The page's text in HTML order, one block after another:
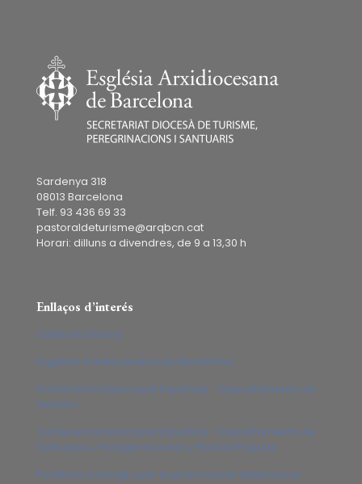
Sardenya 318
08013 Barcelona
Telf. 93 436 69 33
pastoraldeturisme@arqbcn.cat
Horari: dilluns a divendres, de 9 a 13,30 h
Enllaços d’interés
Catalonia Sacra
Església Arxidiocesana de Barcelona
Conferencia Episcopal Española – Departamento de
Turismo
Conferencia Episcopal Española – Departamento de
Santuarios, Peregrinaciones y Piedad Popular
Pontificio Consiglio per la promozione della nuova